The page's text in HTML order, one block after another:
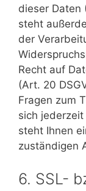
dieser Daten
steht
der
Recht auf
(Art. 20
Fragen zum
sich
steht Ihnen
zuständigen
6. SSL-